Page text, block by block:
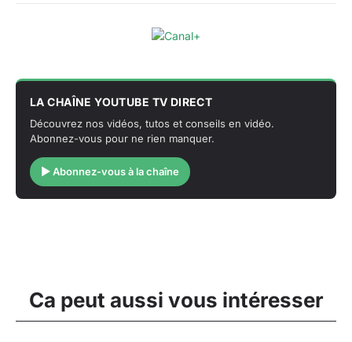
LA CHAÎNE YOUTUBE TV DIRECT
Découvrez nos vidéos, tutos et conseils en vidéo.
Abonnez-vous pour ne rien manquer.
▶ Abonnez-vous à la chaîne
Ca peut aussi vous intéresser